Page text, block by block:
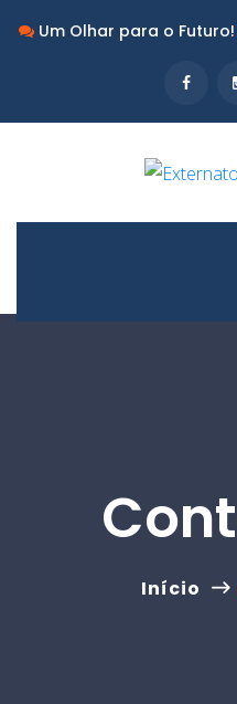
Um Olhar para o Futuro!
Início